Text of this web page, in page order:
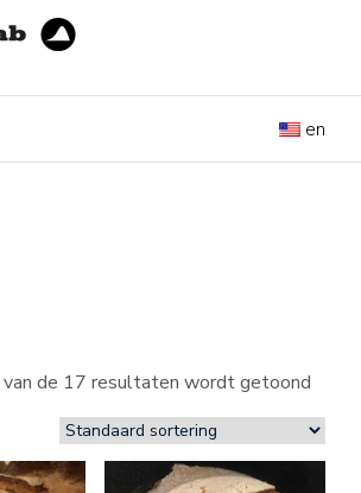
en
de 17 resultaten wordt getoond